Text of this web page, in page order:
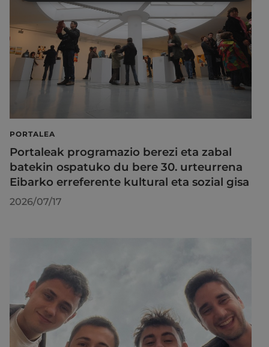
PORTALEA
Portaleak programazio berezi eta zabal
batekin ospatuko du bere 30. urteurrena
Eibarko erreferente kultural eta sozial gisa
2026/07/17